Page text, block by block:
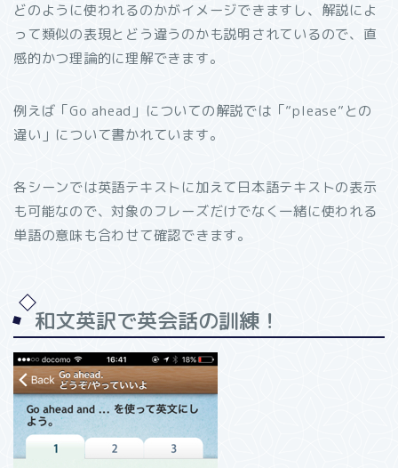
どのように使われるのかがイメージできますし、解説によ
って類似の表現とどう違うのかも説明されているので、直
感的かつ理論的に理解できます。
例えば「Go ahead」についての解説では「”please”との
違い」について書かれています。
各シーンでは英語テキストに加えて日本語テキストの表示
も可能なので、対象のフレーズだけでなく一緒に使われる
単語の意味も合わせて確認できます。
和文英訳で英会話の訓練！